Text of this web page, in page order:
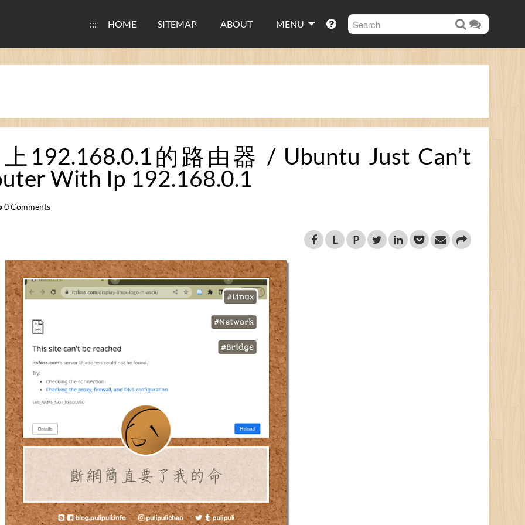
::: HOME SITEMAP ABOUT MENU
192.168.0.1的路由器 / Ubuntu Just Can’t
With Ip 192.168.0.1
0 Comments
L P